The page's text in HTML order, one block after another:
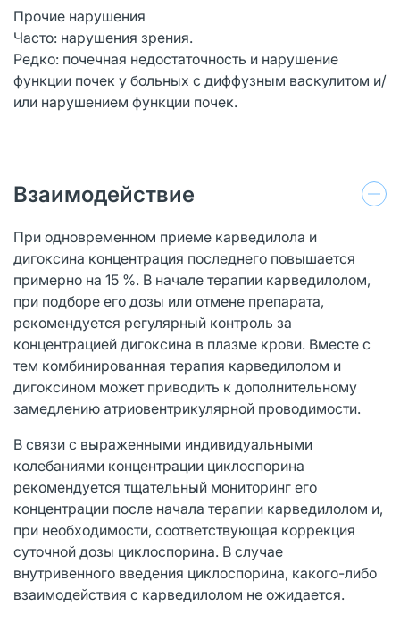
Прочие нарушения
Часто: нарушения зрения.
Редко: почечная недостаточность и нарушение
функции почек у больных с диффузным васкулитом и/
или нарушением функции почек.
Взаимодействие
При одновременном приеме карведилола и
дигоксина концентрация последнего повышается
примерно на 15 %. В начале терапии карведилолом,
при подборе его дозы или отмене препарата,
рекомендуется регулярный контроль за
концентрацией дигоксина в плазме крови. Вместе с
тем комбинированная терапия карведилолом и
дигоксином может приводить к дополнительному
замедлению атриовентрикулярной проводимости.
В связи с выраженными индивидуальными
колебаниями концентрации циклоспорина
рекомендуется тщательный мониторинг его
концентрации после начала терапии карведилолом и,
при необходимости, соответствующая коррекция
суточной дозы циклоспорина. В случае
внутривенного введения циклоспорина, какого-либо
взаимодействия с карведилолом не ожидается.